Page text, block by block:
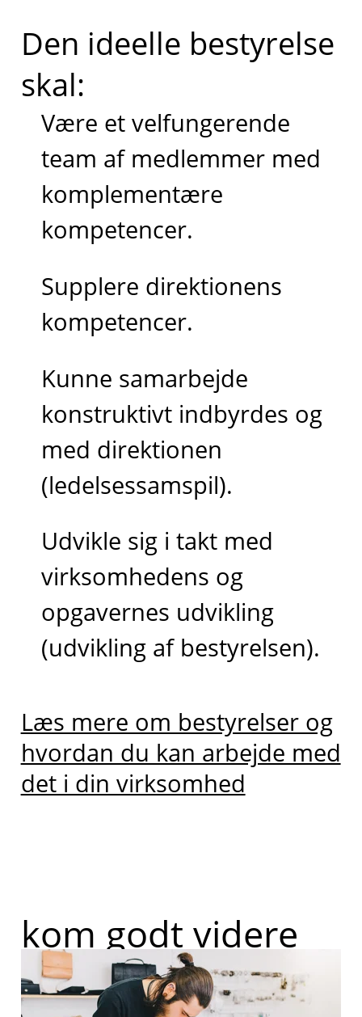
Den ideelle bestyrelse
skal:
Være et velfungerende
team af medlemmer med
komplementære
kompetencer.
Supplere direktionens
kompetencer.
Kunne samarbejde
konstruktivt indbyrdes og
med direktionen
(ledelsessamspil).
Udvikle sig i takt med
virksomhedens og
opgavernes udvikling
(udvikling af bestyrelsen).
Læs mere om bestyrelser og
hvordan du kan arbejde med
det i din virksomhed
kom godt videre